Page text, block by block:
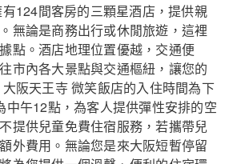
124間客房的三顆星酒店，提供親
無論是商務出行或休閒旅遊，這裡
點。酒店地理位置優越，交通便
市內各大景點與交通樞紐，讓您的
阪天王寺 微笑飯店的入住時間為下
中午12點，為客人提供彈性安排的空
提供兒童免費住宿服務，若攜帶兒
外費用。無論您是來大阪短暫停留